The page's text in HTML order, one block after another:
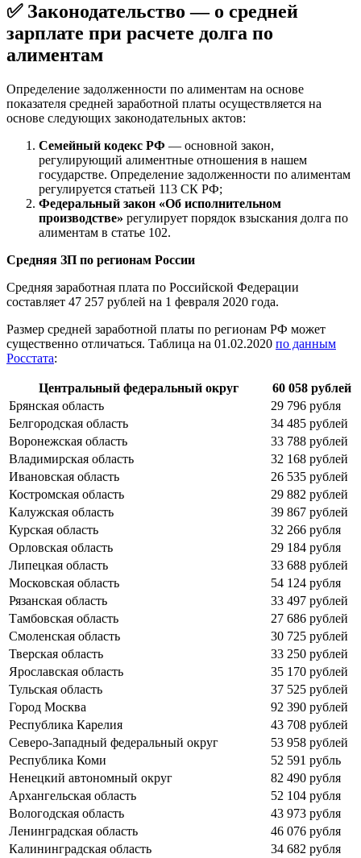
✅ Законодательство — о средней
зарплате при расчете долга по
алиментам
Определение задолженности по алиментам на основе
показателя средней заработной платы осуществляется на
основе следующих законодательных актов:
Семейный кодекс РФ — основной закон,
регулирующий алиментные отношения в нашем
государстве. Определение задолженности по алиментам
регулируется статьей 113 СК РФ;
Федеральный закон «Об исполнительном
производстве» регулирует порядок взыскания долга по
алиментам в статье 102.
Средняя ЗП по регионам России
Средняя заработная плата по Российской Федерации
составляет 47 257 рублей на 1 февраля 2020 года.
Размер средней заработной платы по регионам РФ может
существенно отличаться. Таблица на 01.02.2020 по данным
Росстата:
Центральный федеральный округ
60 058 рублей
Брянская область
29 796 рубля
Белгородская область
34 485 рублей
Воронежская область
33 788 рублей
Владимирская область
32 168 рублей
Ивановская область
26 535 рублей
Костромская область
29 882 рублей
Калужская область
39 867 рублей
Курская область
32 266 рубля
Орловская область
29 184 рубля
Липецкая область
33 688 рублей
Московская область
54 124 рубля
Рязанская область
33 497 рублей
Тамбовская область
27 686 рублей
Смоленская область
30 725 рублей
Тверская область
33 250 рублей
Ярославская область
35 170 рублей
Тульская область
37 525 рублей
Город Москва
92 390 рублей
Республика Карелия
43 708 рублей
Северо-Западный федеральный округ
53 958 рублей
Республика Коми
52 591 рубль
Ненецкий автономный округ
82 490 рубля
Архангельская область
52 104 рубля
Вологодская область
43 973 рубля
Ленинградская область
46 076 рубля
Калининградская область
34 682 рубля